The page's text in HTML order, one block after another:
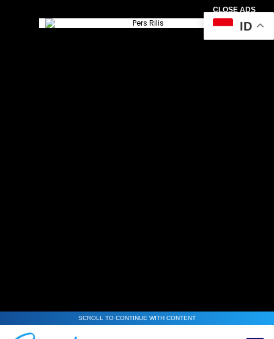
CLOSE ADS
SCROLL TO CONTINUE WITH CONTENT
ID